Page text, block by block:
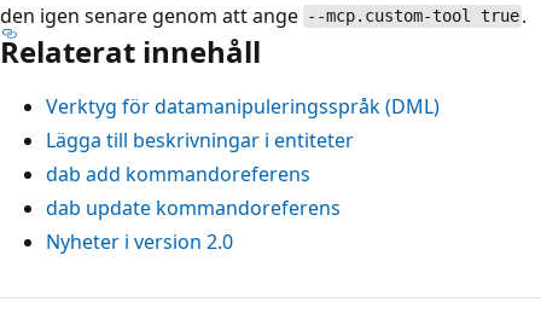
den igen senare genom att ange --mcp.custom-tool true .
Relaterat innehåll
Verktyg för datamanipuleringsspråk (DML)
Lägga till beskrivningar i entiteter
dab add kommandoreferens
dab update kommandoreferens
Nyheter i version 2.0